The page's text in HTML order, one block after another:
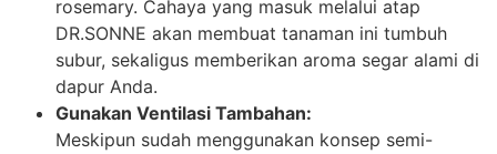
rosemary. Cahaya yang masuk melalui atap
DR.SONNE akan membuat tanaman ini tumbuh
subur, sekaligus memberikan aroma segar alami di
dapur Anda.
Gunakan Ventilasi Tambahan:
Meskipun sudah menggunakan konsep semi-